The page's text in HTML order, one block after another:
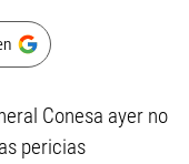
Conesa ayer no
pericias